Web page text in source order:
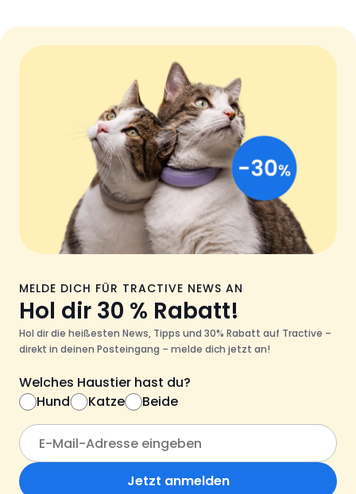
MELDE DICH FÜR TRACTIVE NEWS AN
Hol dir 30 % Rabatt!
Hol dir die heißesten News, Tipps und 30% Rabatt auf Tractive –
direkt in deinen Posteingang – melde dich jetzt an!
Welches Haustier hast du?
Hund
Katze Beide
Jetzt anmelden